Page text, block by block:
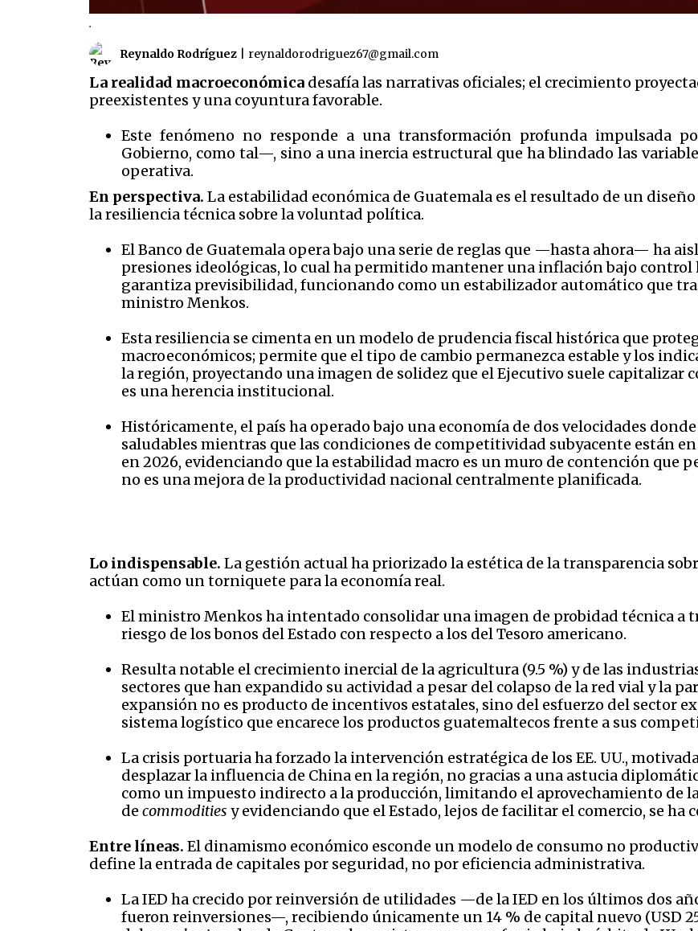
.
Reynaldo Rodríguez reynaldorodriguez67@gmail.com
La realidad macroeconómica desafía las narrativas oficiales; el crecimiento
preexistentes y una coyuntura favorable.
Este fenómeno no responde a una transformación profunda impulsada
Gobierno, como tal—, sino a una inercia estructural que ha blindado las
operativa.
En perspectiva. La estabilidad económica de Guatemala es el resultado de un
la resiliencia técnica sobre la voluntad política.
El Banco de Guatemala opera bajo una serie de reglas que —hasta ahora— ha
presiones ideológicas, lo cual ha permitido mantener una inflación bajo
garantiza previsibilidad, funcionando como un estabilizador automático que
ministro Menkos.
Esta resiliencia se cimenta en un modelo de prudencia fiscal histórica que
macroeconómicos; permite que el tipo de cambio permanezca estable y los
la región, proyectando una imagen de solidez que el Ejecutivo suele capitalizar
es una herencia institucional.
Históricamente, el país ha operado bajo una economía de dos velocidades
saludables mientras que las condiciones de competitividad subyacente están
en 2026, evidenciando que la estabilidad macro es un muro de contención que
no es una mejora de la productividad nacional centralmente planificada.
Lo indispensable. La gestión actual ha priorizado la estética de la transparencia
actúan como un torniquete para la economía real.
El ministro Menkos ha intentado consolidar una imagen de probidad técnica a
riesgo de los bonos del Estado con respecto a los del Tesoro americano.
Resulta notable el crecimiento inercial de la agricultura (9.5 %) y de las
sectores que han expandido su actividad a pesar del colapso de la red vial y la
expansión no es producto de incentivos estatales, sino del esfuerzo del sector
sistema logístico que encarece los productos guatemaltecos frente a sus
La crisis portuaria ha forzado la intervención estratégica de los EE. UU.,
desplazar la influencia de China en la región, no gracias a una astucia
como un impuesto indirecto a la producción, limitando el aprovechamiento de
de commodities y evidenciando que el Estado, lejos de facilitar el comercio, se
Entre líneas. El dinamismo económico esconde un modelo de consumo no
define la entrada de capitales por seguridad, no por eficiencia administrativa.
La IED ha crecido por reinversión de utilidades —de la IED en los últimos dos
fueron reinversiones—, recibiendo únicamente un 14 % de capital nuevo (USD